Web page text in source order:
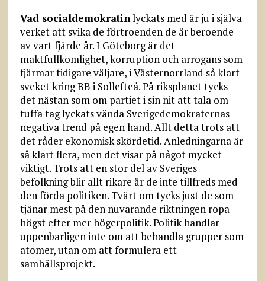
Vad socialdemokratinlyckats med är ju i själva
verket att svika de förtroenden de är beroende
av vart fjärde år. I Göteborg är det
maktfullkomlighet, korruption och arrogans som
fjärmar tidigare väljare, i Västernorrland så klart
sveket kring BB i Sollefteå. På riksplanet tycks
det nästan som om partiet i sin nit att tala om
tuffa tag lyckats vända Sverigedemokraternas
negativa trend på egen hand. Allt detta trots att
det råder ekonomisk skördetid. Anledningarna är
så klart flera, men det visar på något mycket
viktigt. Trots att en stor del av Sveriges
befolkning blir allt rikare är de inte tillfreds med
den förda politiken. Tvärt om tycks just de som
tjänar mest på den nuvarande riktningen ropa
högst efter mer högerpolitik. Politik handlar
uppenbarligen inte om att behandla grupper som
atomer, utan om att formulera ett
samhällsprojekt.